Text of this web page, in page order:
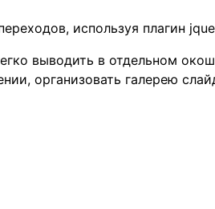
используя плагин
выводить в отдельном
организовать галерею